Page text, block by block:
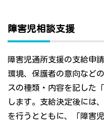
障害児相談支援
障害児通所支援の支給申
環境、保護者の意向など
スの種類・内容を記した
します。支給決定後には
を行うとともに、「障害